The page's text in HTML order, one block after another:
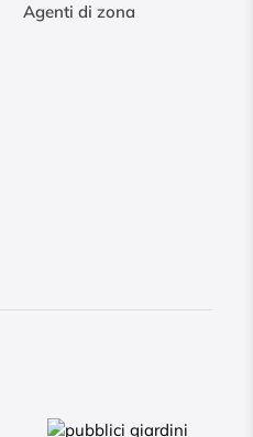
Agenti di zona